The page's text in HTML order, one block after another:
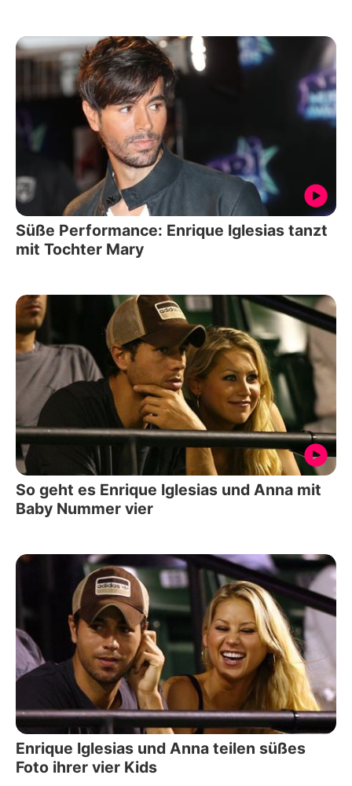
Süße Performance: Enrique Iglesias tanzt
mit Tochter Mary
So geht es Enrique Iglesias und Anna mit
Baby Nummer vier
Enrique Iglesias und Anna teilen süßes
Foto ihrer vier Kids